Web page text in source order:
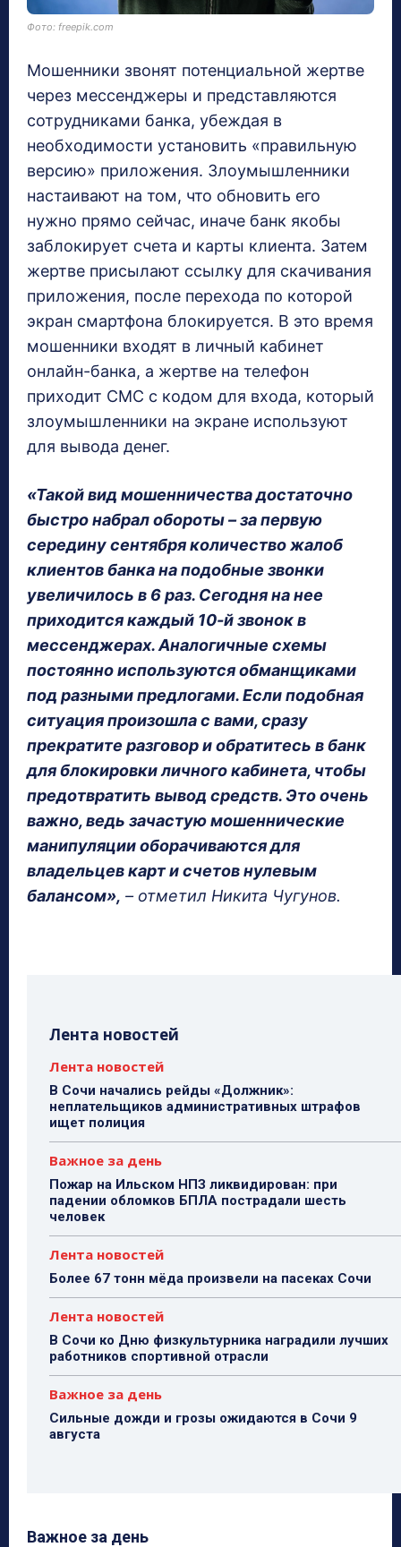
Фото: freepik.com
Мошенники звонят потенциальной жертве
через мессенджеры и представляются
сотрудниками банка, убеждая в
необходимости установить «правильную
версию» приложения. Злоумышленники
настаивают на том, что обновить его
нужно прямо сейчас, иначе банк якобы
заблокирует счета и карты клиента. Затем
жертве присылают ссылку для скачивания
приложения, после перехода по которой
экран смартфона блокируется. В это время
мошенники входят в личный кабинет
онлайн-банка, а жертве на телефон
приходит СМС с кодом для входа, который
злоумышленники на экране используют
для вывода денег.
«Такой вид мошенничества достаточно
быстро набрал обороты – за первую
середину сентября количество жалоб
клиентов банка на подобные звонки
увеличилось в 6 раз. Сегодня на нее
приходится каждый 10-й звонок в
мессенджерах. Аналогичные схемы
постоянно используются обманщиками
под разными предлогами. Если подобная
ситуация произошла с вами, сразу
прекратите разговор и обратитесь в банк
для блокировки личного кабинета, чтобы
предотвратить вывод средств. Это очень
важно, ведь зачастую мошеннические
манипуляции оборачиваются для
владельцев карт и счетов нулевым
балансом», – отметил Никита Чугунов.
Лента новостей
Лента новостей
В Сочи начались рейды «Должник»:
неплательщиков административных штрафов
ищет полиция
Важное за день
Пожар на Ильском НПЗ ликвидирован: при
падении обломков БПЛА пострадали шесть
человек
Лента новостей
Более 67 тонн мёда произвели на пасеках Сочи
Лента новостей
В Сочи ко Дню физкультурника наградили лучших
работников спортивной отрасли
Важное за день
Сильные дожди и грозы ожидаются в Сочи 9
августа
Важное за день